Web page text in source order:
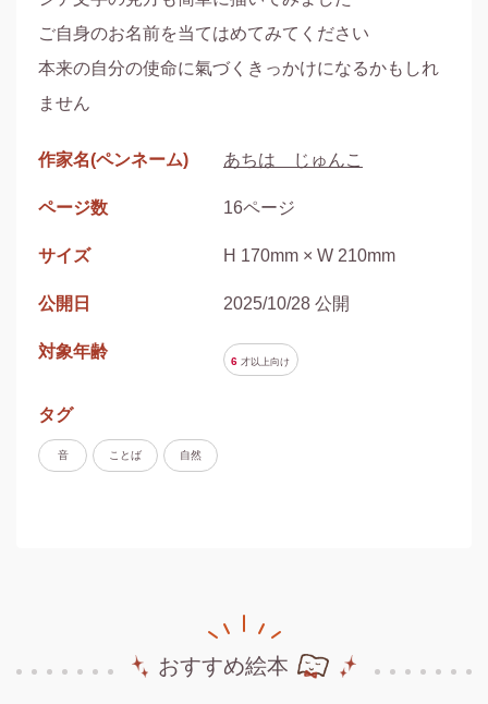
ご自身のお名前を当てはめてみてください
本来の自分の使命に氣づくきっかけになるかもしれ
ません
作家名(ペンネーム) あちは じゅんこ
ページ数 16ページ
サイズ H 170mm × W 210mm
公開日 2025/10/28 公開
対象年齢
6 才以上向け
タグ
音 ことば 自然
おすすめ絵本